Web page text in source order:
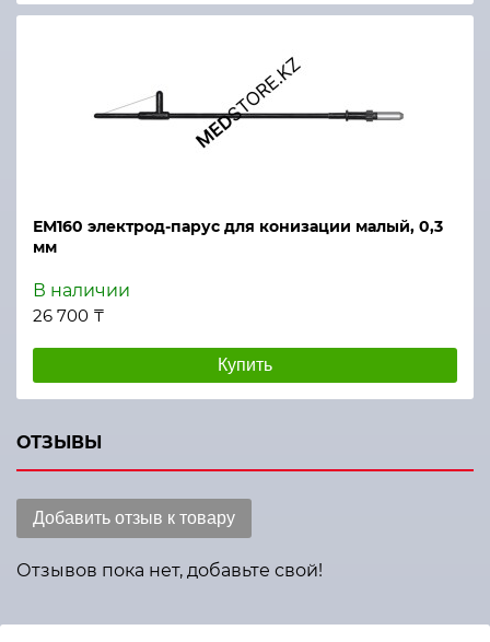
ЕМ160 электрод-парус для конизации малый, 0,3
мм
В наличии
26 700 ₸
Купить
ОТЗЫВЫ
Добавить отзыв к товару
Отзывов пока нет, добавьте свой!